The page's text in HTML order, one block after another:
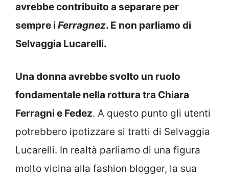
avrebbe contribuito a separare per
sempre i Ferragnez. E non parliamo di
Selvaggia Lucarelli.
Una donna avrebbe svolto un ruolo
fondamentale nella rottura tra Chiara
Ferragni e Fedez. A questo punto gli utenti
potrebbero ipotizzare si tratti di Selvaggia
Lucarelli. In realtà parliamo di una figura
molto vicina alla fashion blogger, la sua